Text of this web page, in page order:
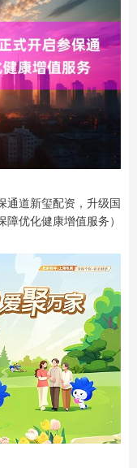
通道新玺配资，升级国
障优化健康增值服务）